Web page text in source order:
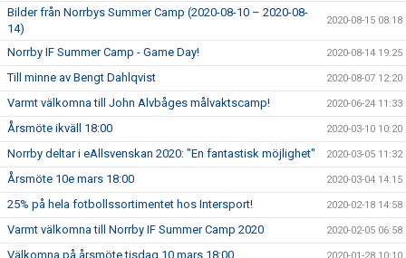
Bilder från Norrbys Summer Camp (2020-08-10 – 2020-08-
14)
2020-08-15 08:18
Norrby IF Summer Camp - Game Day! 2020-08-14 19:25
Till minne av Bengt Dahlqvist 2020-08-07 12:20
Varmt välkomna till John Alvbåges målvaktscamp! 2020-06-24 11:33
Årsmöte ikväll 18:00 2020-03-10 10:20
Norrby deltar i eAllsvenskan 2020: "En fantastisk möjlighet" 2020-03-05 11:32
Årsmöte 10e mars 18:00 2020-03-04 14:15
25% på hela fotbollssortimentet hos Intersport! 2020-02-18 14:58
Varmt välkomna till Norrby IF Summer Camp 2020 2020-02-05 06:58
Välkomna på årsmöte tisdag 10 mars 18:00